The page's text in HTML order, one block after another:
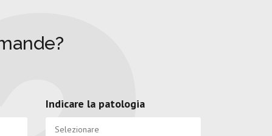
Indicare la patologia